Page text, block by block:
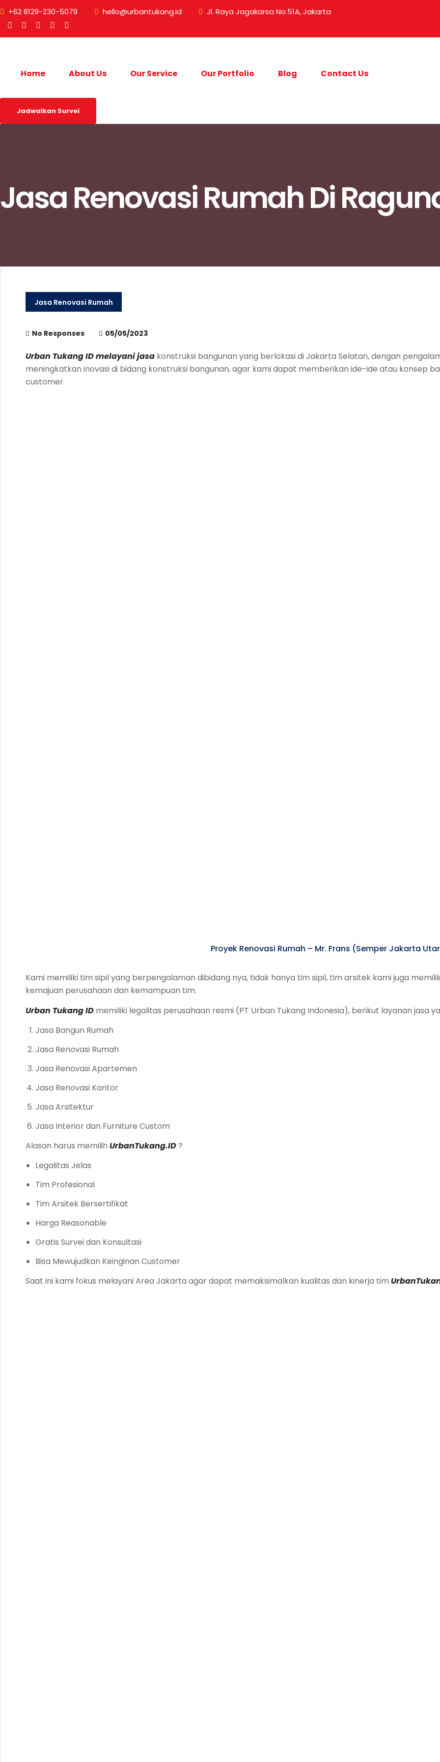
+62 8129-230-5079 hello@urbantukang.id Jl. Raya Jagakarsa No.51A, Jakarta
Home About Us Our Service Our Portfolio Blog Contact Us
Jadwalkan Survei
Jasa Renovasi Rumah Di
Jasa Renovasi Rumah
No Responses 05/05/2023
Urban Tukang ID melayani jasa konstruksi bangunan yang berlokasi di Jakarta Selatan, dengan
meningkatkan inovasi di bidang konstruksi bangunan, agar kami dapat memberikan ide-ide atau konsep
customer.
Proyek Renovasi Rumah – Mr. Frans (Semper Jakarta
Kami memiliki tim sipil yang berpengalaman dibidang nya, tidak hanya tim sipil, tim arsitek kami juga
kemajuan perusahaan dan kemampuan tim.
Urban Tukang ID memiliki legalitas perusahaan resmi (PT Urban Tukang Indonesia), berikut layanan jasa
Jasa Bangun Rumah
Jasa Renovasi Rumah
Jasa Renovasi Apartemen
Jasa Renovasi Kantor
Jasa Arsitektur
Jasa Interior dan Furniture Custom
Alasan harus memilih UrbanTukang.ID?
Legalitas Jelas
Tim Profesional
Tim Arsitek Bersertifikat
Harga Reasonable
Gratis Survei dan Konsultasi
Bisa Mewujudkan Keinginan Customer
Saat ini kami fokus melayani Area Jakarta agar dapat memaksimalkan kualitas dan kinerja tim